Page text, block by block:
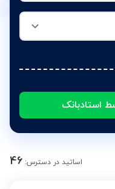
استادبانک
اساتید در دسترس: 46